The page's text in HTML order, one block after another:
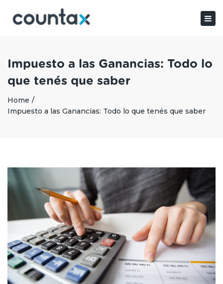
Impuesto a las Ganancias: Todo lo
que tenés que saber
Home
Impuesto a las Ganancias: Todo lo que tenés que saber